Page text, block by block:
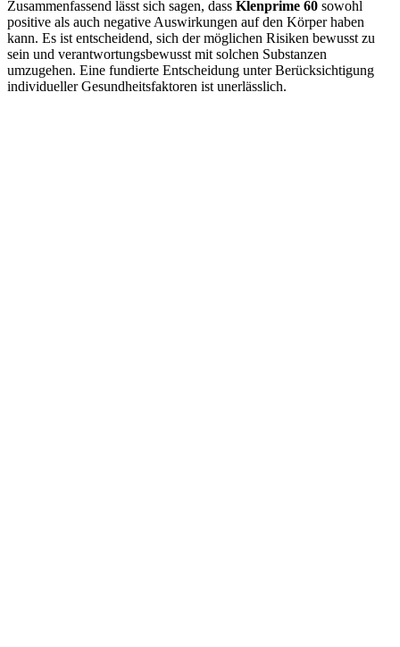
Zusammenfassend lässt sich sagen, dass Klenprime 60 sowohl
positive als auch negative Auswirkungen auf den Körper haben
kann. Es ist entscheidend, sich der möglichen Risiken bewusst zu
sein und verantwortungsbewusst mit solchen Substanzen
umzugehen. Eine fundierte Entscheidung unter Berücksichtigung
individueller Gesundheitsfaktoren ist unerlässlich.